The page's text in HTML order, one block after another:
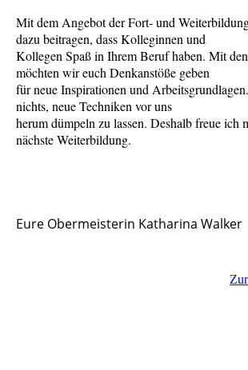
Mit dem Angebot der Fort- und
dazu beitragen, dass Kolleginnen und
Kollegen Spaß in Ihrem Beruf haben. Mit
möchten wir euch Denkanstöße geben
für neue Inspirationen und
nichts, neue Techniken vor uns
herum dümpeln zu lassen. Deshalb freue ich
nächste Weiterbildung.
Eure Obermeisterin Katharina Walker